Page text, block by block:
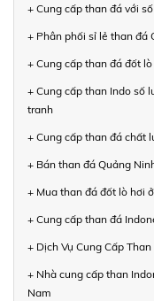
+ Cung cấp than đá với
+ Phân phối sỉ lẻ than đá
+ Cung cấp than đá đốt
+ Cung cấp than Indo số
tranh
+ Cung cấp than đá chất
+ Bán than đá Quảng
+ Mua than đá đốt lò hơi
+ Cung cấp than đá
+ Dịch Vụ Cung Cấp
+ Nhà cung cấp than
Nam